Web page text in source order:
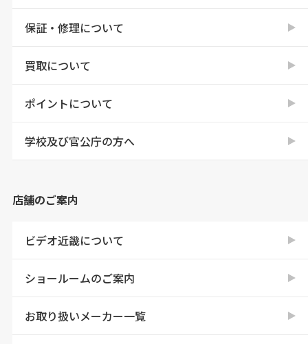
保証・修理について
買取について
ポイントについて
学校及び官公庁の方へ
店舗のご案内
ビデオ近畿について
ショールームのご案内
お取り扱いメーカー一覧